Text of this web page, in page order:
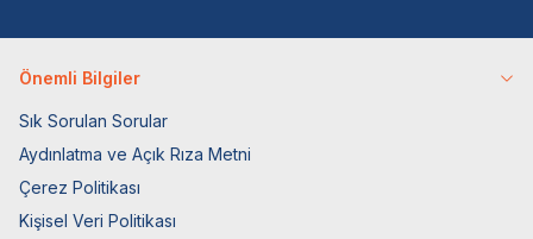
Önemli Bilgiler
Sık Sorulan Sorular
Aydınlatma ve Açık Rıza Metni
Çerez Politikası
Kişisel Veri Politikası